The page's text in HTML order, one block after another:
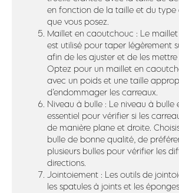
en fonction de la taille et du type
que vous posez.
Maillet en caoutchouc : Le
est utilisé pour taper légèrement
afin de les ajuster et de les mettre
Optez pour un maillet en
avec un poids et une taille
d’endommager les carreaux.
Niveau à bulle : Le niveau à bulle
essentiel pour vérifier si les
de manière plane et droite.
bulle de bonne qualité, de
plusieurs bulles pour vérifier les
directions.
Jointoiement : Les outils de
les spatules à joints et les